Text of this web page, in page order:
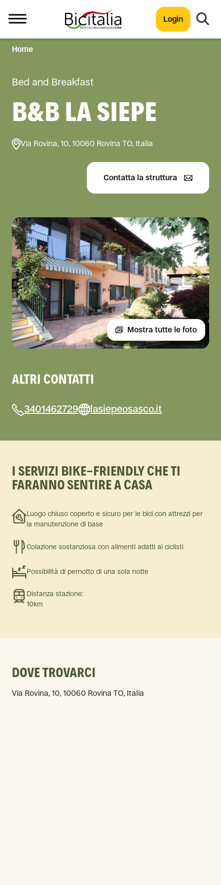
Login
TUTTO
Home
Bed and Breakfast
B&B LA SIEPE
Via Rovina, 10, 10060 Rovina TO, Italia
Contatta la struttura
Mostra tutte le foto
ALTRI CONTATTI
3401462729 lasiepeosasco.it
I SERVIZI BIKE-FRIENDLY CHE TI
FARANNO SENTIRE A CASA
Luogo chiuso coperto e sicuro per le bici con attrezzi per
la manutenzione di base
Colazione sostanziosa con alimenti adatti ai ciclisti
Possibilità di pernotto di una sola notte
Distanza stazione:
10km
DOVE TROVARCI
Via Rovina, 10, 10060 Rovina TO, Italia